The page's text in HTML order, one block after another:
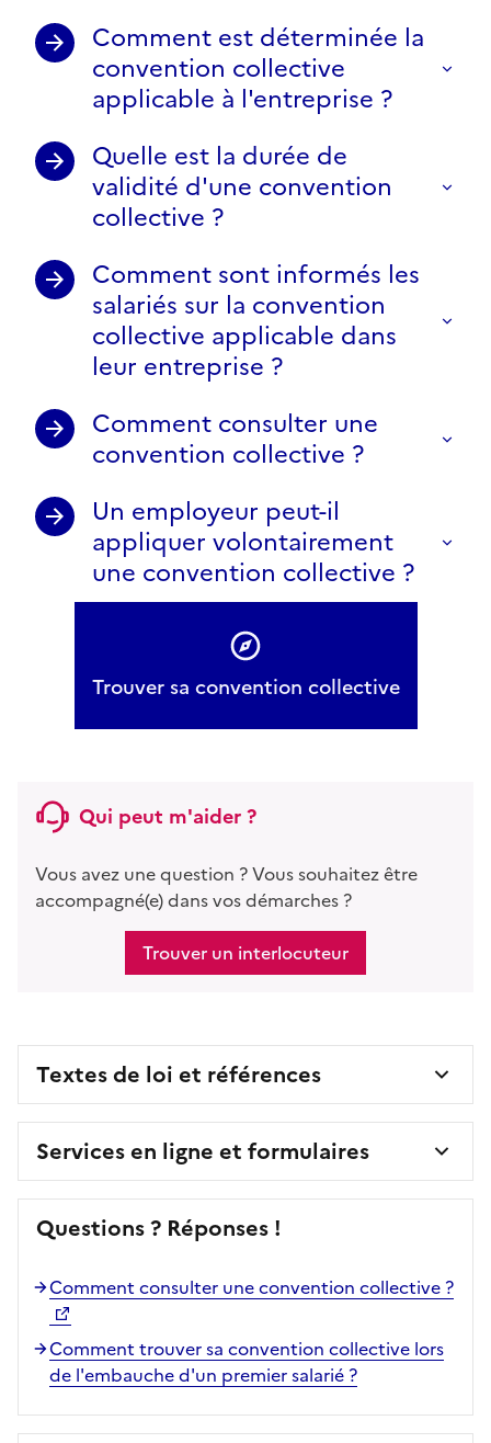
Comment est déterminée la
convention collective
applicable à l'entreprise ?
Quelle est la durée de
validité d'une convention
collective ?
Comment sont informés les
salariés sur la convention
collective applicable dans
leur entreprise ?
Comment consulter une
convention collective ?
Un employeur peut-il
appliquer volontairement
une convention collective ?
Trouver sa convention collective
Qui peut m'aider ?
Vous avez une question ? Vous souhaitez être
accompagné(e) dans vos démarches ?
Trouver un interlocuteur
Textes de loi et références
Services en ligne et formulaires
Questions ? Réponses !
Comment consulter une convention collective ?
Comment trouver sa convention collective lors
de l'embauche d'un premier salarié ?